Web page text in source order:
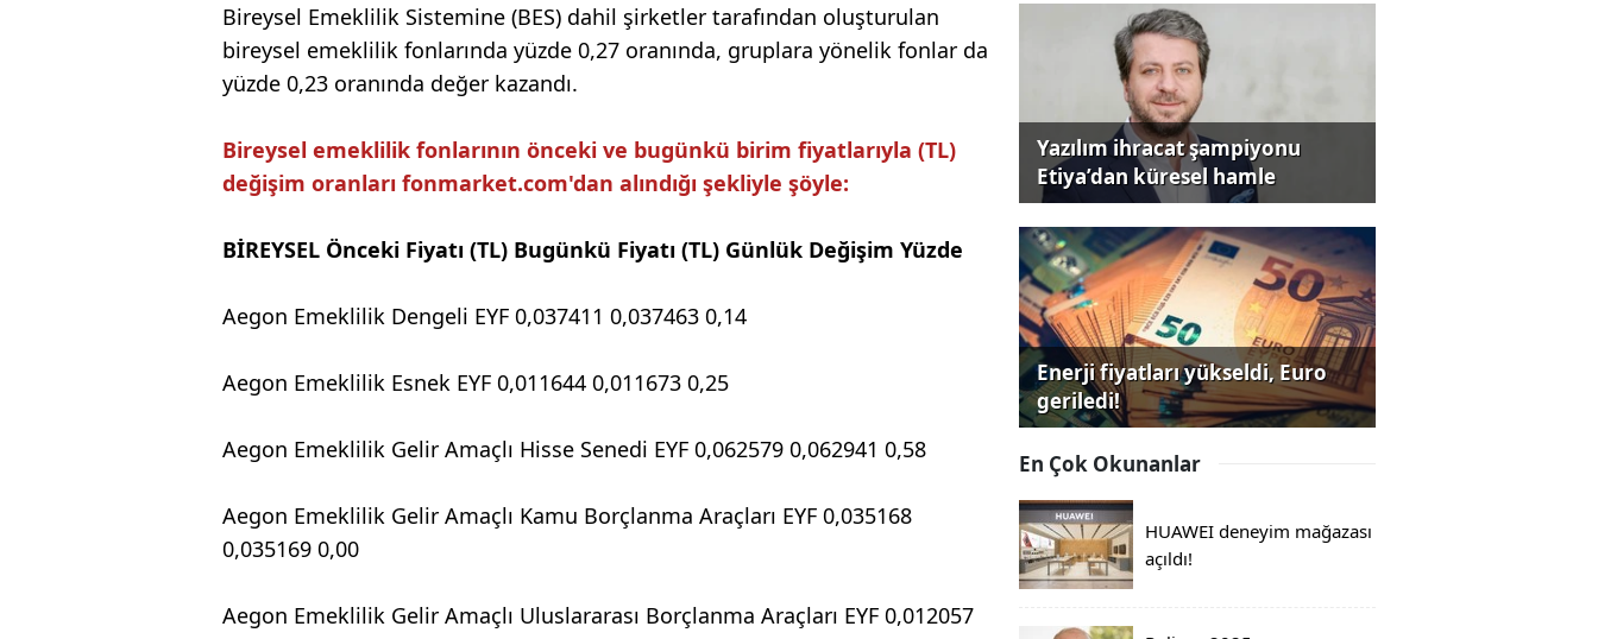
Bireysel Emeklilik Sistemine (BES) dahil şirketler tarafından oluşturulan
bireysel emeklilik fonlarında yüzde 0,27 oranında, gruplara yönelik fonlar da
yüzde 0,23 oranında değer kazandı.
Bireysel emeklilik fonlarının önceki ve bugünkü birim fiyatlarıyla (TL)
değişim oranları fonmarket.com'dan alındığı şekliyle şöyle:
BİREYSEL Önceki Fiyatı (TL) Bugünkü Fiyatı (TL) Günlük Değişim Yüzde
Aegon Emeklilik Dengeli EYF 0,037411 0,037463 0,14
Aegon Emeklilik Esnek EYF 0,011644 0,011673 0,25
Aegon Emeklilik Gelir Amaçlı Hisse Senedi EYF 0,062579 0,062941 0,58
Aegon Emeklilik Gelir Amaçlı Kamu Borçlanma Araçları EYF 0,035168
0,035169 0,00
Aegon Emeklilik Gelir Amaçlı Uluslararası Borçlanma Araçları EYF 0,012057
Yazılım ihracat şampiyonu
Etiya’dan küresel hamle
Enerji fiyatları yükseldi, Euro
geriledi!
En Çok Okunanlar
HUAWEI deneyim mağazası
açıldı!